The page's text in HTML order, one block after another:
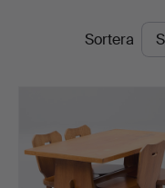
SlutpriserSortera